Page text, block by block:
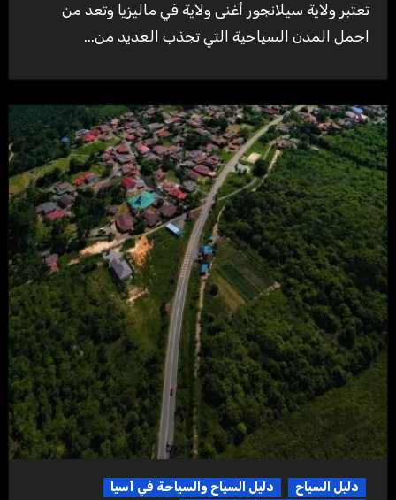
تعتبر ولاية سيلانجور أغنى ولاية في ماليزيا وتعد من
اجمل المدن السياحية التي تجذب العديد من...
دليل السياح
دليل السياح والسياحة في آسيا